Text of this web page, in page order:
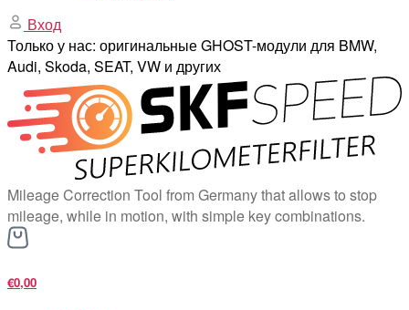
Вход
Только у нас: оригинальные GHOST-модули для BMW,
Audi, Skoda, SEAT, VW и других
Mileage Correction Tool from Germany that allows to stop
mileage, while in motion, with simple key combinations.
€0,00